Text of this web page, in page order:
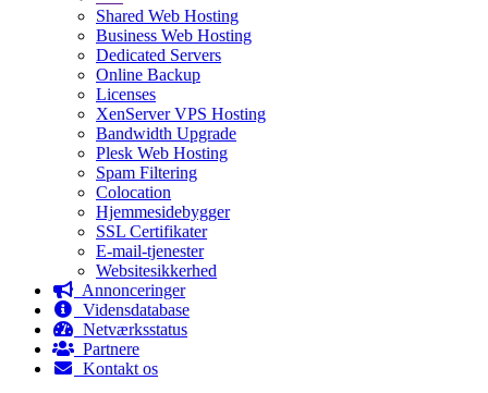
Shared Web Hosting
Business Web Hosting
Dedicated Servers
Online Backup
Licenses
XenServer VPS Hosting
Bandwidth Upgrade
Plesk Web Hosting
Spam Filtering
Colocation
Hjemmesidebygger
SSL Certifikater
E-mail-tjenester
Websitesikkerhed
Annonceringer
Vidensdatabase
Netværksstatus
Partnere
Kontakt os